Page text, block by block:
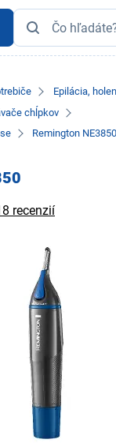
Epilácia,
chĺpkov
Remington NE3850
recenzií